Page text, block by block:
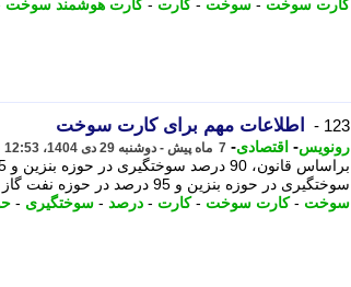
کارت سوخت - سوخت -کارت -کارت هوشمند سوخت
123 - اطلاعات مهم برای کارت سوخت
رونویس- اقتصادی- 7 ماه پیش - دوشنبه 29 دی 1404، 12:53
سوختگیری در حوزه بنزین و 95 درصد در حوزه نفت گاز باید از کارت سوخت شخصی انجام شود. ...
سوخت -کارت سوخت -کارت - درصد - سوختگیری -